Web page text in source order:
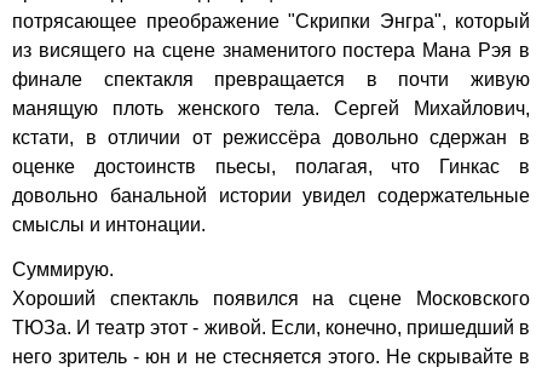
потрясающее преображение "Скрипки Энгра", который
из висящего на сцене знаменитого постера Мана Рэя в
финале спектакля превращается в почти живую
манящую плоть женского тела. Сергей Михайлович,
кстати, в отличии от режиссёра довольно сдержан в
оценке достоинств пьесы, полагая, что Гинкас в
довольно банальной истории увидел содержательные
смыслы и интонации.
Суммирую.
Хороший спектакль появился на сцене Московского
ТЮЗа. И театр этот - живой. Если, конечно, пришедший в
него зритель - юн и не стесняется этого. Не скрывайте в